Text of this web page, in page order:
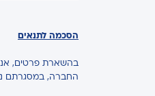
הסכמה לתנאים
בהשארת פרטים,
החברה, במסגרתם